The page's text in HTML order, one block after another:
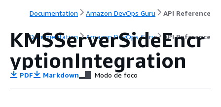
Documentation Amazon DevOps Guru API Reference
Documentation Amazon DevOps Guru API Reference
KMSServerSideEncr
yptionIntegration
PDF Markdown Modo de foco